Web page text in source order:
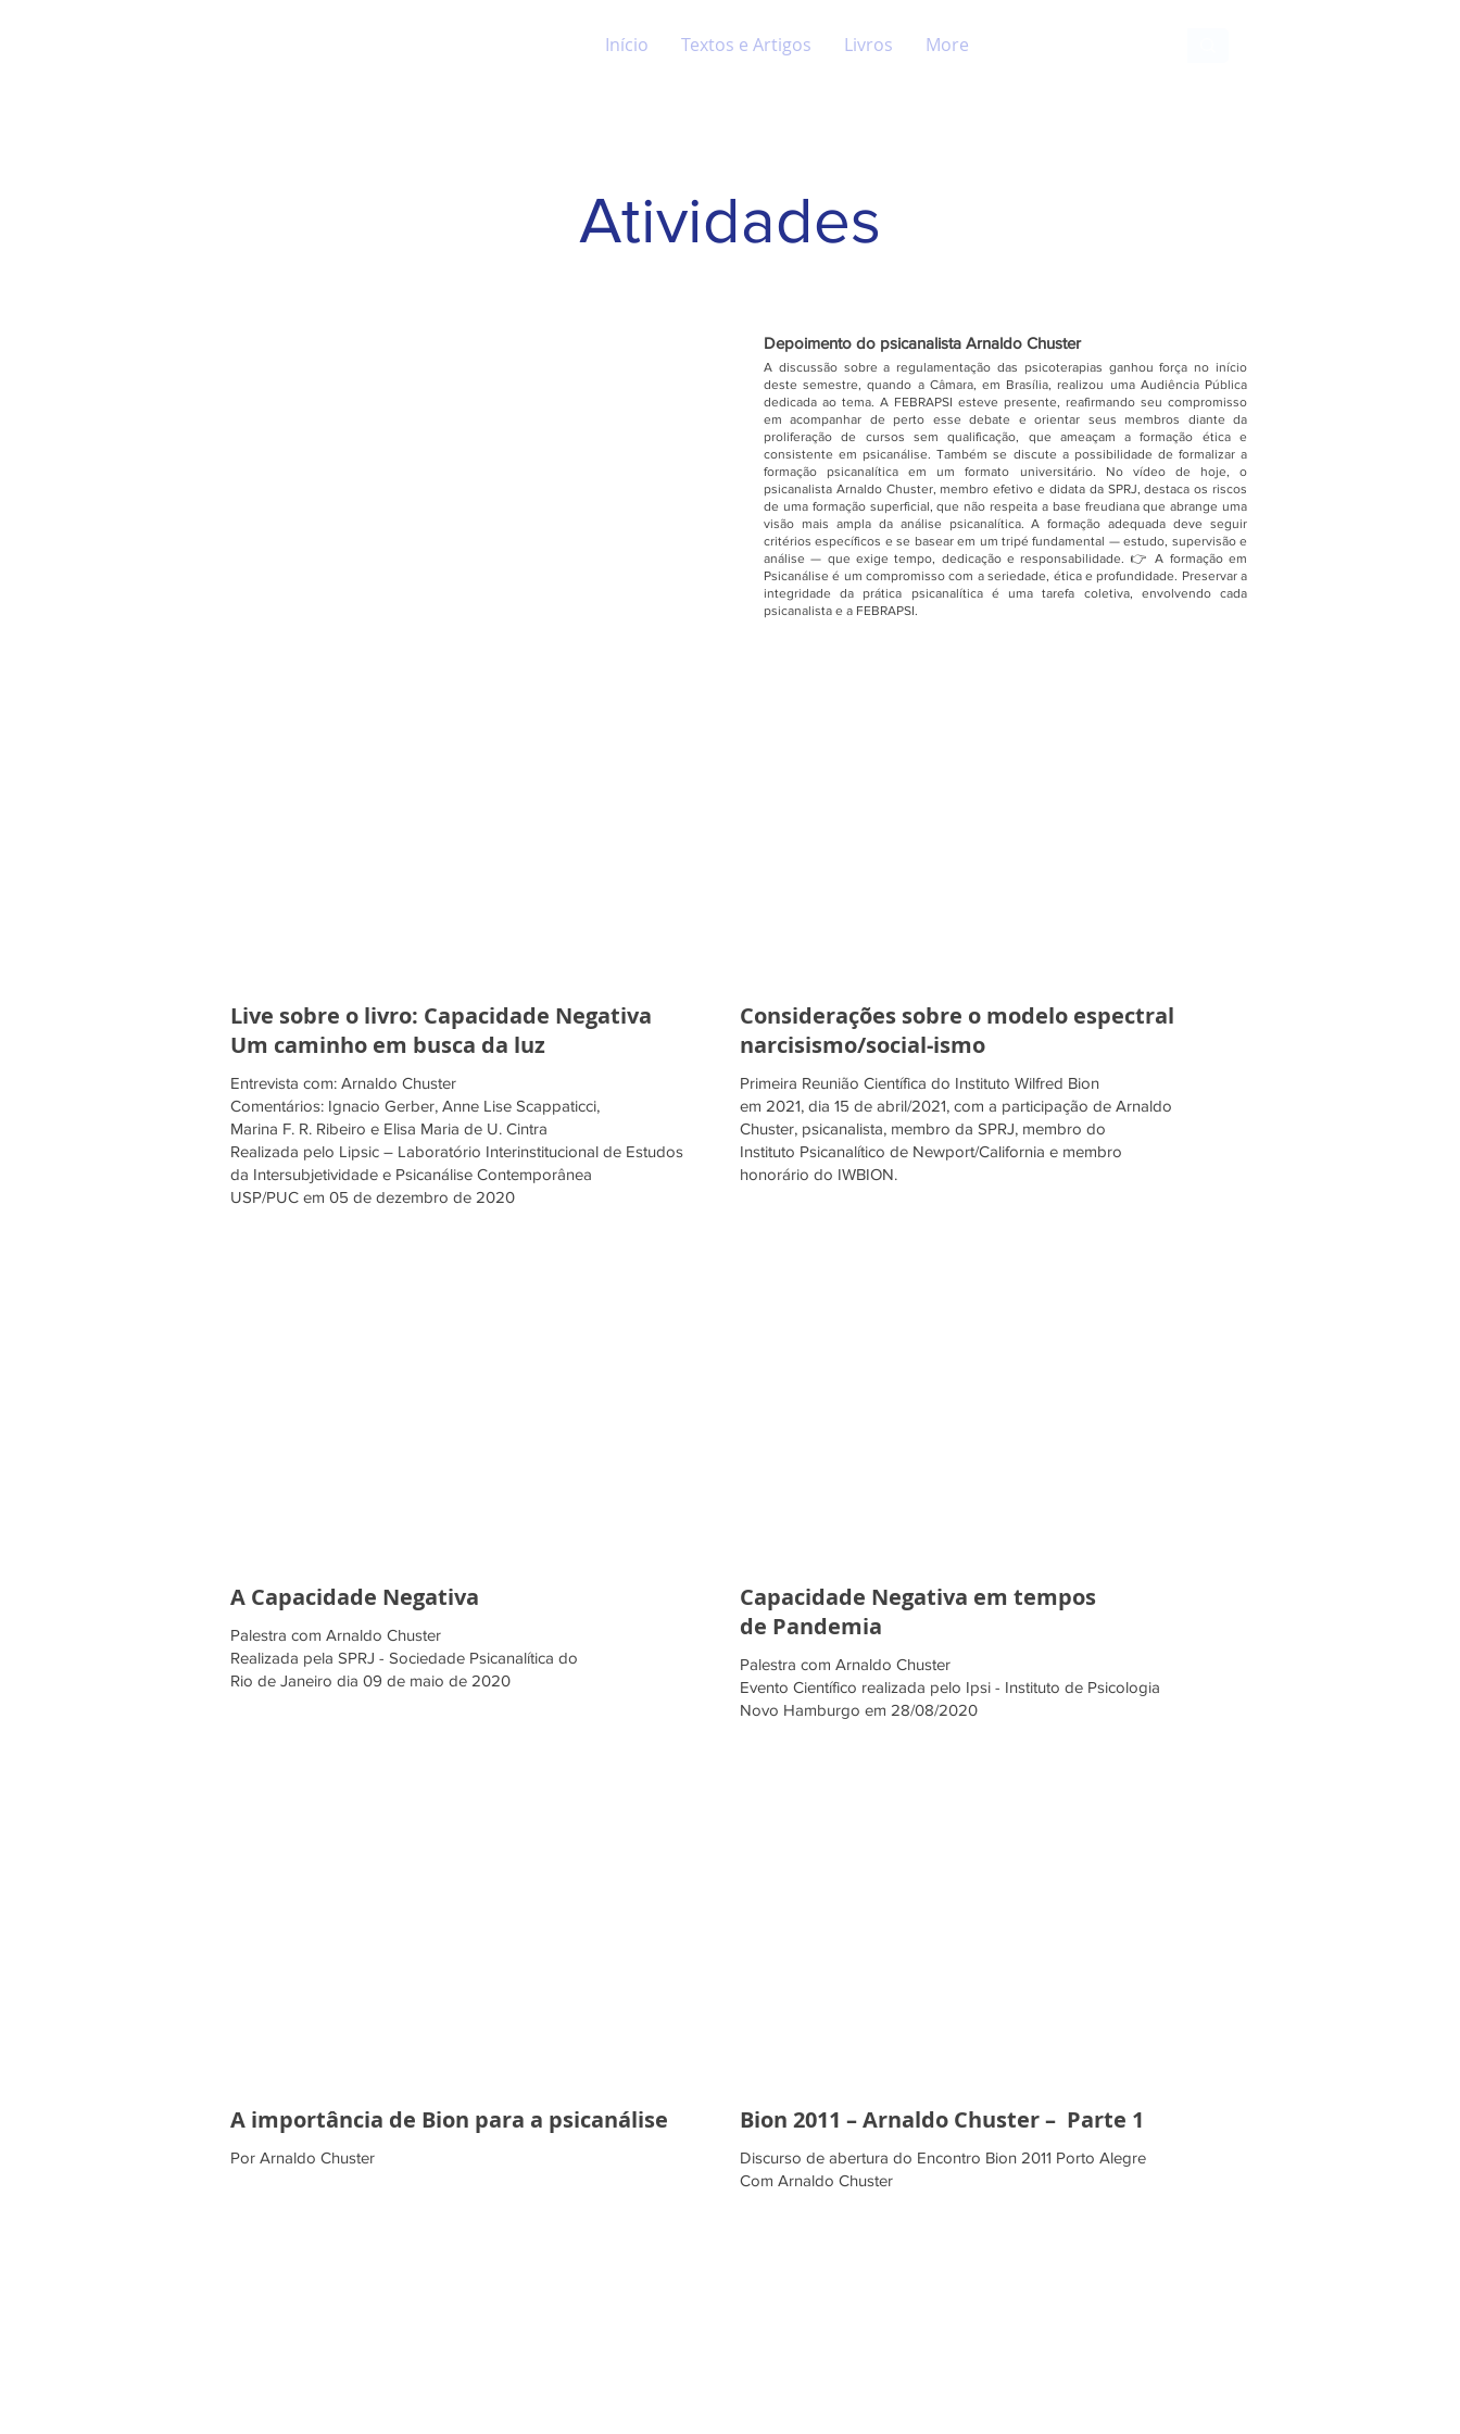
Início Textos e Artigos Livros More
Atividades
Depoimento do psicanalista Arnaldo Chuster
A discussão sobre a regulamentação das psicoterapias ganhou força no início
deste semestre, quando a Câmara, em Brasília, realizou uma Audiência Pública
dedicada ao tema. A FEBRAPSI esteve presente, reafirmando seu compromisso
em acompanhar de perto esse debate e orientar seus membros diante da
proliferação de cursos sem qualificação, que ameaçam a formação ética e
consistente em psicanálise. Também se discute a possibilidade de formalizar a
formação psicanalítica em um formato universitário. No vídeo de hoje, o
psicanalista Arnaldo Chuster, membro efetivo e didata da SPRJ, destaca os riscos
de uma formação superficial, que não respeita a base freudiana que abrange uma
visão mais ampla da análise psicanalítica. A formação adequada deve seguir
critérios específicos e se basear em um tripé fundamental — estudo, supervisão e
análise — que exige tempo, dedicação e responsabilidade. 👉 A formação em
Psicanálise é um compromisso com a seriedade, ética e profundidade. Preservar a
integridade da prática psicanalítica é uma tarefa coletiva, envolvendo cada
psicanalista e a FEBRAPSI.
Live sobre o livro: Capacidade Negativa
Um caminho em busca da luz
Entrevista com: Arnaldo Chuster
Comentários: Ignacio Gerber, Anne Lise Scappaticci,
Marina F. R. Ribeiro e Elisa Maria de U. Cintra
Realizada pelo Lipsic – Laboratório Interinstitucional de Estudos
da Intersubjetividade e Psicanálise Contemporânea
USP/PUC em 05 de dezembro de 2020
Considerações sobre o modelo espectral
narcisismo/social-ismo
Primeira Reunião Científica do Instituto Wilfred Bion
em 2021, dia 15 de abril/2021, com a participação de Arnaldo
Chuster, psicanalista, membro da SPRJ, membro do
Instituto Psicanalítico de Newport/California e membro
honorário do IWBION.
A Capacidade Negativa
Palestra com Arnaldo Chuster
Realizada pela SPRJ - Sociedade Psicanalítica do
Rio de Janeiro dia 09 de maio de 2020
Capacidade Negativa em tempos
de Pandemia
Palestra com Arnaldo Chuster
Evento Científico realizada pelo Ipsi - Instituto de Psicologia
Novo Hamburgo em 28/08/2020
A importância de Bion para a psicanálise
Por Arnaldo Chuster
Bion 2011 – Arnaldo Chuster – Parte 1
Discurso de abertura do Encontro Bion 2011 Porto Alegre
Com Arnaldo Chuster